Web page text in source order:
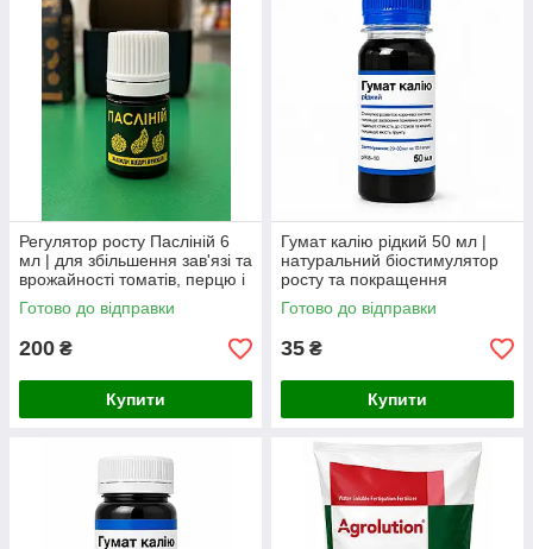
Регулятор росту Пасліній 6
мл | для збільшення зав'язі та
врожайності томатів, перцю і
баклажанів
Готово до відправки
200 ₴
Купити
Гумат калію рідкий 50 мл |
натуральний біостимулятор
росту та покращення
живлення рослин
Готово до відправки
35 ₴
Купити